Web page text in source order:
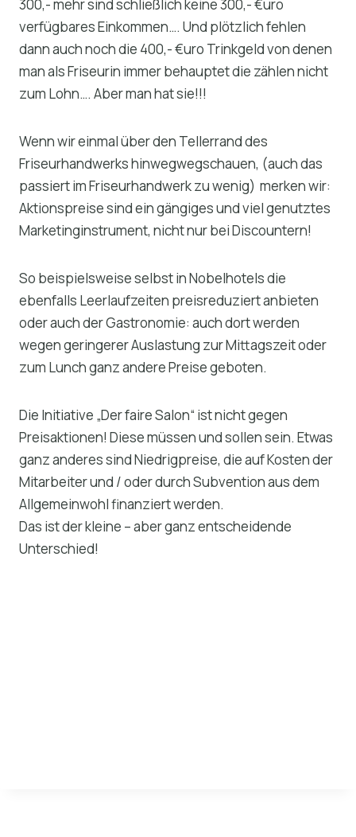
300,- mehr sind schließlich keine 300,- €uro
verfügbares Einkommen…. Und plötzlich fehlen
dann auch noch die 400,- €uro Trinkgeld von denen
man als Friseurin immer behauptet die zählen nicht
zum Lohn…. Aber man hat sie!!!
Wenn wir einmal über den Tellerrand des
Friseurhandwerks hinwegwegschauen, (auch das
passiert im Friseurhandwerk zu wenig) merken wir:
Aktionspreise sind ein gängiges und viel genutztes
Marketinginstrument, nicht nur bei Discountern!
So beispielsweise selbst in Nobelhotels die
ebenfalls Leerlaufzeiten preisreduziert anbieten
oder auch der Gastronomie: auch dort werden
wegen geringerer Auslastung zur Mittagszeit oder
zum Lunch ganz andere Preise geboten.
Die Initiative „Der faire Salon“ ist nicht gegen
Preisaktionen! Diese müssen und sollen sein. Etwas
ganz anderes sind Niedrigpreise, die auf Kosten der
Mitarbeiter und / oder durch Subvention aus dem
Allgemeinwohl finanziert werden.
Das ist der kleine – aber ganz entscheidende
Unterschied!